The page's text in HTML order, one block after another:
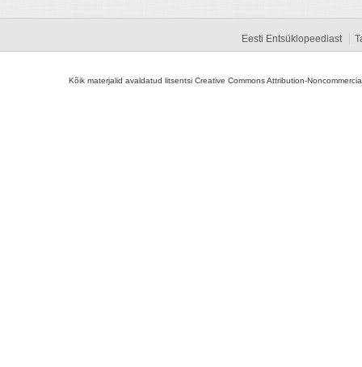
Eesti Entsüklopeediast
Kõik materjalid avaldatud litsentsi Creative Commons Attribution-